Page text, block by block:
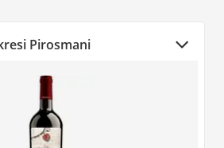
Pirosmani